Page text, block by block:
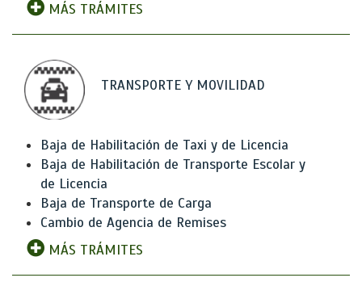
MÁS TRÁMITES
TRANSPORTE Y MOVILIDAD
Baja de Habilitación de Taxi y de Licencia
Baja de Habilitación de Transporte Escolar y
de Licencia
Baja de Transporte de Carga
Cambio de Agencia de Remises
MÁS TRÁMITES